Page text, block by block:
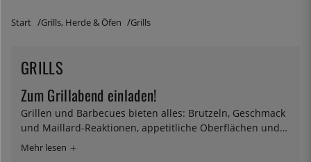
Start Grills, Herde & Öfen Grills
GRILLS
Zum Grillabend einladen!
Grillen und Barbecues bieten alles: Brutzeln, Geschmack
und Maillard-Reaktionen, appetitliche Oberflächen und
Zeit im Freien an einem natürlichen und uralten